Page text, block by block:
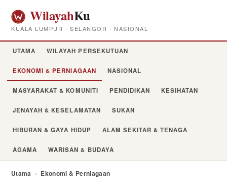
WilayahKu
KUALA LUMPUR · SELANGOR · NASIONAL
UTAMA WILAYAH PERSEKUTUAN
EKONOMI & PERNIAGAAN NASIONAL
MASYARAKAT & KOMUNITI PENDIDIKAN KESIHATAN
JENAYAH & KESELAMATAN SUKAN
HIBURAN & GAYA HIDUP ALAM SEKITAR & TENAGA
AGAMA WARISAN & BUDAYA
Utama › Ekonomi & Perniagaan